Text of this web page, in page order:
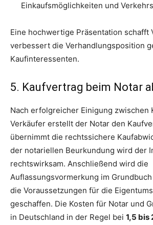
Einkaufsmöglichkeiten und
Eine hochwertige Präsentation schafft
verbessert die Verhandlungsposition
Kaufinteressenten.
5. Kaufvertrag beim Notar
Nach erfolgreicher Einigung zwischen
Verkäufer erstellt der Notar den
übernimmt die rechtssichere
der notariellen Beurkundung wird der
rechtswirksam. Anschließend wird die
Auflassungsvormerkung im
die Voraussetzungen für die
geschaffen. Die Kosten für Notar und
in Deutschland in der Regel bei 1,5 bis